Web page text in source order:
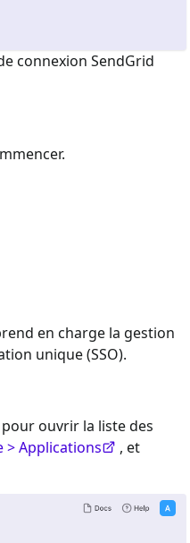
connexion SendGrid
en charge la gestion
unique (SSO).
ouvrir la liste des
> Applications
, et